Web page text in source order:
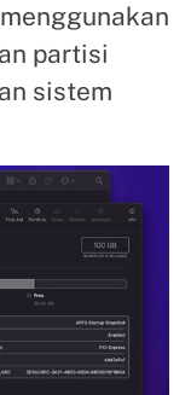
partisi
sistem